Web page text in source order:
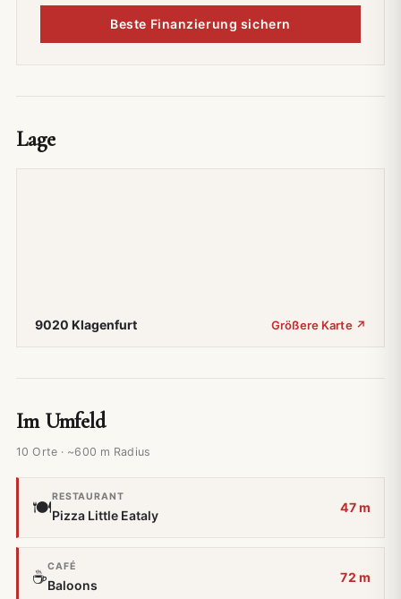
Beste Finanzierung sichern
Lage
9020 Klagenfurt Größere Karte ↗
Im Umfeld
10 Orte · ~600 m Radius
🍽️
RESTAURANT
Pizza Little Eataly
47 m
☕
CAFÉ
Baloons
72 m